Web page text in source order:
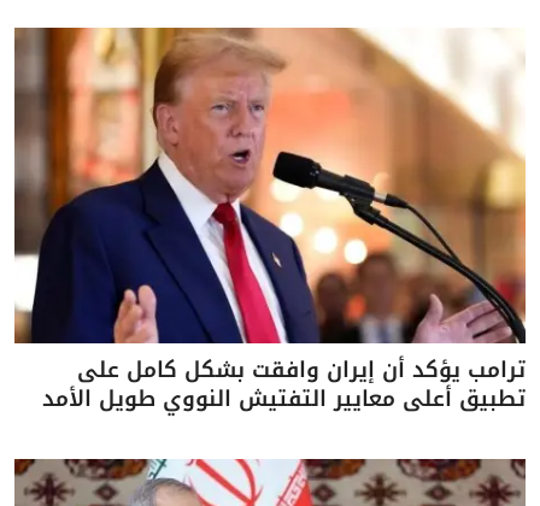
ترامب يؤكد أن إيران وافقت بشكل كامل على
تطبيق أعلى معايير التفتيش النووي طويل الأمد